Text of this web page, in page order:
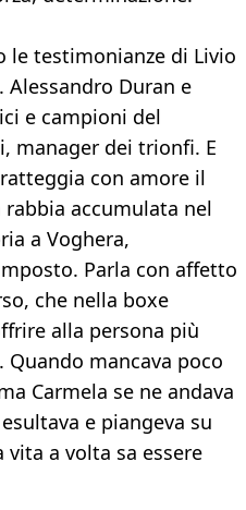
le testimonianze di Livio
Duran e
e campioni del
manager dei trionfi. E
con amore il
accumulata nel
a Voghera,
Parla con affetto
che nella boxe
alla persona più
mancava poco
Carmela se ne andava
e piangeva su
vita a volta sa essere